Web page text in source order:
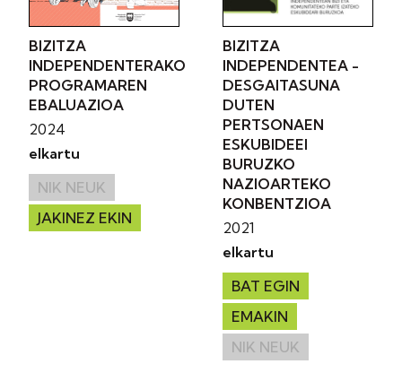
BIZITZA
INDEPENDENTERAKO
PROGRAMAREN
EBALUAZIOA
2024
elkartu
NIK NEUK
JAKINEZ EKIN
BIZITZA
INDEPENDENTEA -
DESGAITASUNA
DUTEN
PERTSONAEN
ESKUBIDEEI
BURUZKO
NAZIOARTEKO
KONBENTZIOA
2021
elkartu
BAT EGIN
EMAKIN
NIK NEUK